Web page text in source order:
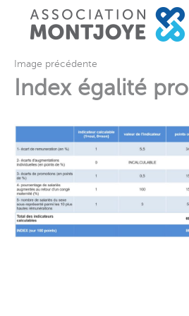
Image précédente
Index égalité pro